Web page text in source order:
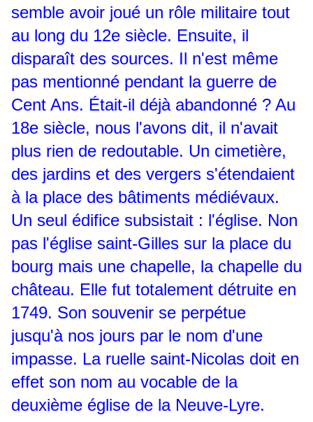
semble avoir joué un rôle militaire tout
au long du 12e siècle. Ensuite, il
disparaît des sources. Il n'est même
pas mentionné pendant la guerre de
Cent Ans. Était-il déjà abandonné ? Au
18e siècle, nous l'avons dit, il n'avait
plus rien de redoutable. Un cimetière,
des jardins et des vergers s'étendaient
à la place des bâtiments médiévaux.
Un seul édifice subsistait : l'église. Non
pas l'église saint-Gilles sur la place du
bourg mais une chapelle, la chapelle du
château. Elle fut totalement détruite en
1749. Son souvenir se perpétue
jusqu'à nos jours par le nom d'une
impasse. La ruelle saint-Nicolas doit en
effet son nom au vocable de la
deuxième église de la Neuve-Lyre.